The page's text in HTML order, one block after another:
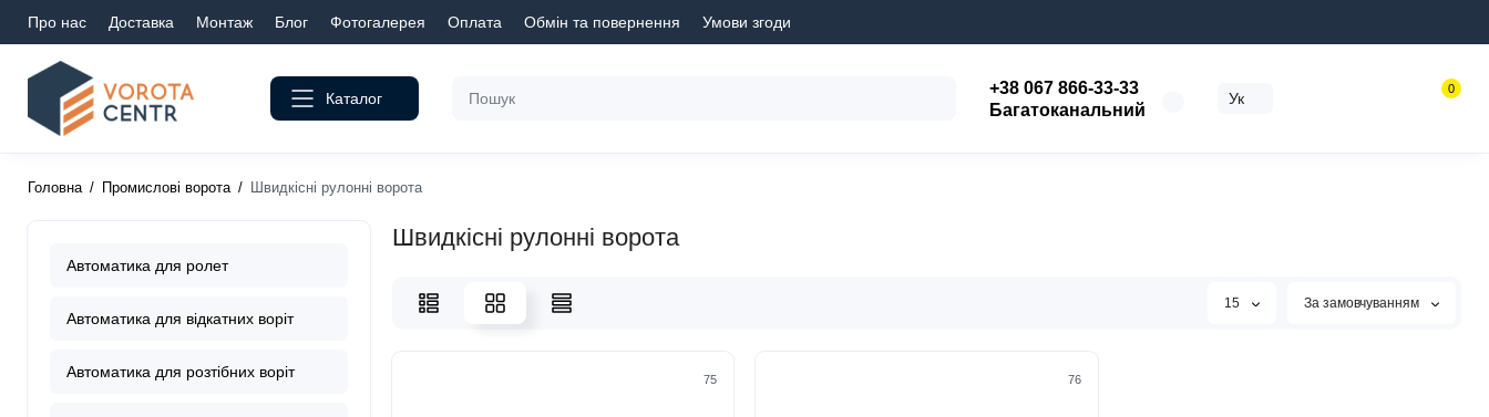
Про нас Доставка Монтаж Блог Фотогалерея Оплата Обмін та повернення Умови згоди
Каталог
+38 067 866-33-33
Багатоканальний
Ук
0
Головна Промислові ворота Швидкісні рулонні ворота
Автоматика для ролет
Автоматика для відкатних воріт
Автоматика для розтібних воріт
Швидкісні рулонні ворота
15 За замовчуванням
75 76